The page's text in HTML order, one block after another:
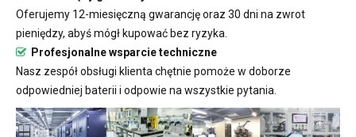
Oferujemy 12-miesięczną gwarancję oraz 30 dni na zwrot
pieniędzy, abyś mógł kupować bez ryzyka.
Profesjonalne wsparcie techniczne
Nasz zespół obsługi klienta chętnie pomoże w doborze
odpowiedniej baterii i odpowie na wszystkie pytania.